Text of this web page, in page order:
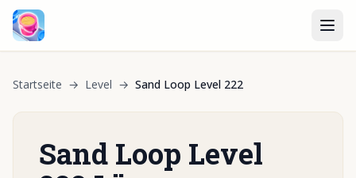
Startseite → Level → Sand Loop Level 222
Sand Loop Level